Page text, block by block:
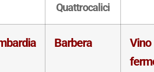
Quattrocalici
Barbera
Vino